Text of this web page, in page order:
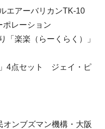
アーバリカンTK-10
ポレーション
楽楽（らーくらく）」
4点セット ジェイ・ピ
オンブズマン機構・大阪